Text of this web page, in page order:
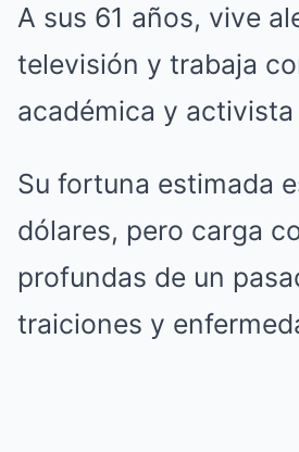
A sus 61 años, vive
televisión y trabaja
académica y activista
Su fortuna estimada
dólares, pero carga
profundas de un
traiciones y